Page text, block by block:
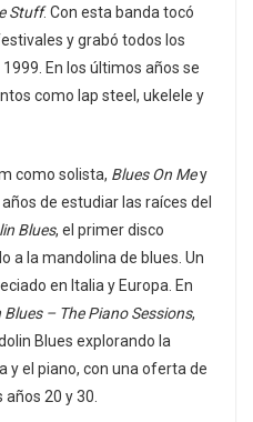
Stuff. Con esta banda tocó
y grabó todos los
En los últimos años se
como lap steel, ukelele y
como solista, Blues On Mey
de estudiar las raíces del
Blues, el primer disco
a la mandolina de blues. Un
en Italia y Europa. En
– The Piano Sessions,
Blues explorando la
y el piano, con una oferta de
20 y 30.